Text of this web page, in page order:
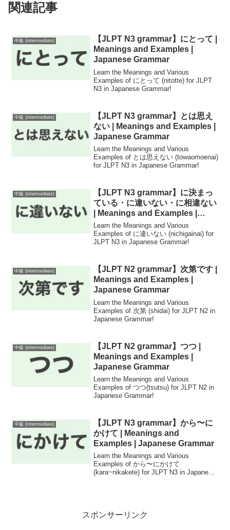
関連記事
中級 (intermediate)
【JLPT N3 grammar】にとって |
Meanings and Examples |
Japanese Grammar
Learn the Meanings and Various
Examples of にとって (nitotte) for JLPT
N3 in Japanese Grammar!
中級 (intermediate)
【JLPT N3 grammar】とは思え
ない | Meanings and Examples |
Japanese Grammar
Learn the Meanings and Various
Examples of とは思えない (towaomoenai)
for JLPT N3 in Japanese Grammar!
中級 (intermediate)
【JLPT N3 grammar】に決まっ
ている・に違いない・に相違ない
| Meanings and Examples |
Japanese Grammar
Learn the Meanings and Various
Examples of に違いない (nichigainai) for
JLPT N3 in Japanese Grammar!
中級 (intermediate)
【JLPT N2 grammar】次第です |
Meanings and Examples |
Japanese Grammar
Learn the Meanings and Various
Examples of 次第 (shidai) for JLPT N2 in
Japanese Grammar!
中級 (intermediate)
【JLPT N2 grammar】つつ |
Meanings and Examples |
Japanese Grammar
Learn the Meanings and Various
Examples of つつ(tsutsu) for JLPT N2 in
Japanese Grammar!
中級 (intermediate)
【JLPT N3 grammar】から〜に
かけて | Meanings and
Examples | Japanese Grammar
Learn the Meanings and Various
Examples of から〜にかけて
(kara~nikakete) for JLPT N3 in Japanese
スポンサーリンク